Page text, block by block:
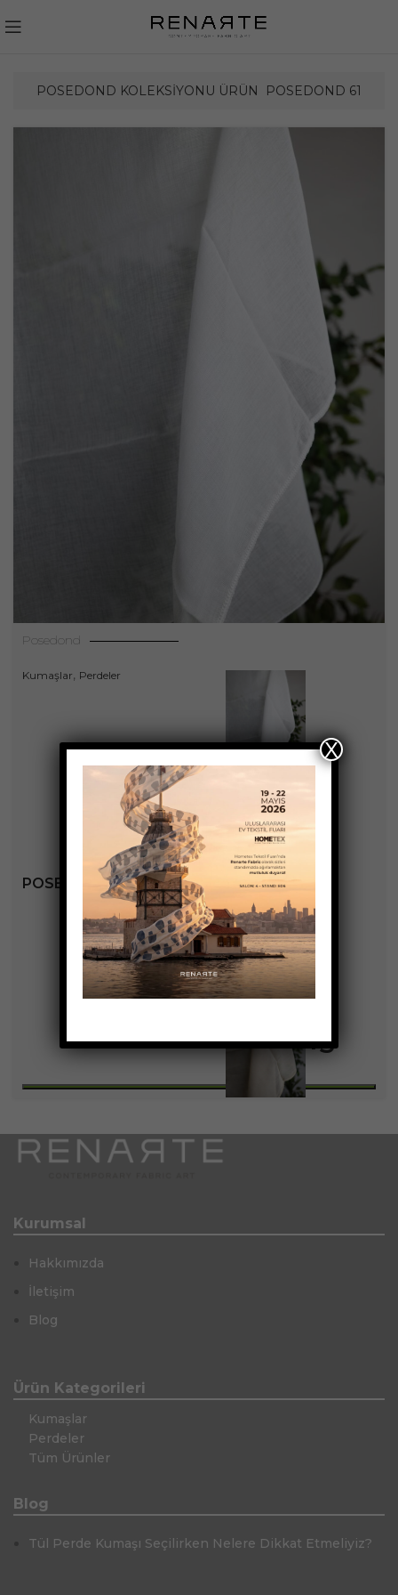
POSEDOND KOLEKSIYONU ÜRÜN POSEDOND 61
Posedond
Kumaşlar, Perdeler
POSEDOND KOLEKSIYONU
+3
Kurumsal
Hakkımızda
İletişim
Blog
Ürün Kategorileri
Kumaşlar
Perdeler
Tüm Ürünler
Blog
Tül Perde Kumaşı Seçilirken Nelere Dikkat Etmeliyiz?
X